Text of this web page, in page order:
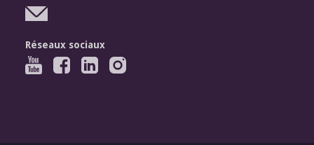
Réseaux sociaux